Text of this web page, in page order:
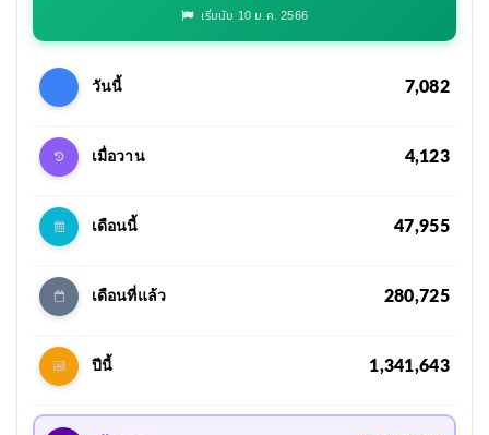
เริ่มนับ 10 ม.ค. 2566
วันนี้ 7,082
เมื่อวาน 4,123
เดือนนี้ 47,955
เดือนที่แล้ว 280,725
ปีนี้ 1,341,643